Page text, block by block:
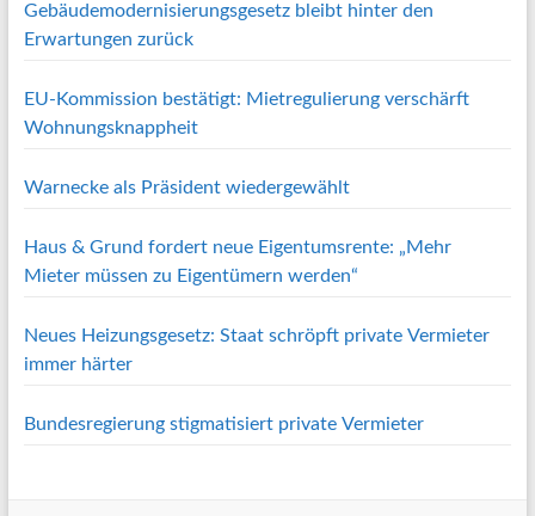
Gebäudemodernisierungsgesetz bleibt hinter den
Erwartungen zurück
EU-Kommission bestätigt: Mietregulierung verschärft
Wohnungsknappheit
Warnecke als Präsident wiedergewählt
Haus & Grund fordert neue Eigentumsrente: „Mehr
Mieter müssen zu Eigentümern werden“
Neues Heizungsgesetz: Staat schröpft private Vermieter
immer härter
Bundesregierung stigmatisiert private Vermieter